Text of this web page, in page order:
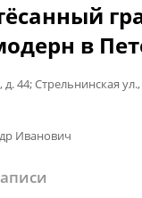
в
44; Стрельнинская
Иванович